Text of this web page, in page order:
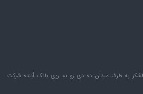
به طرف میدان ده دی رو به روی بانک ٱینده شرکت